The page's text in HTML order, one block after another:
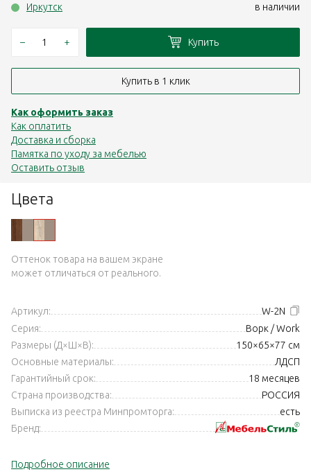
Цвета
Оттенок товара на вашем экране
может отличаться от реального.
Артикул:
W-2N
Серия:
Ворк / Work
Размеры (Д×Ш×В):
150×65×77 см
Основные материалы:
ЛДСП
Гарантийный срок:
18 месяцев
Страна производства:
РОССИЯ
Выписка из реестра Минпромторга:
есть
Бренд:
Подробное описание
Иркутск
в наличии
– + Купить
Купить в 1 клик
Как оформить заказ
Как оплатить
Доставка и сборка
Памятка по уходу за мебелью
Оставить отзыв